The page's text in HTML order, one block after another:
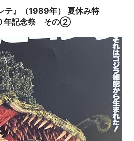
テ』（1989年） 夏休み特
年記念祭 その②